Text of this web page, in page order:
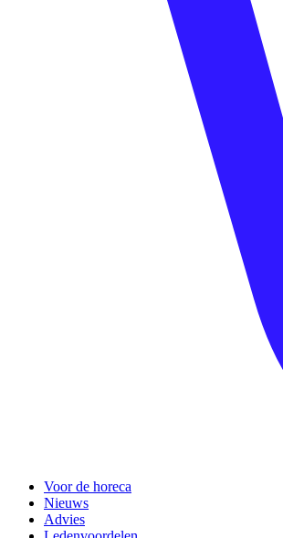
Voor de horeca
Nieuws
Advies